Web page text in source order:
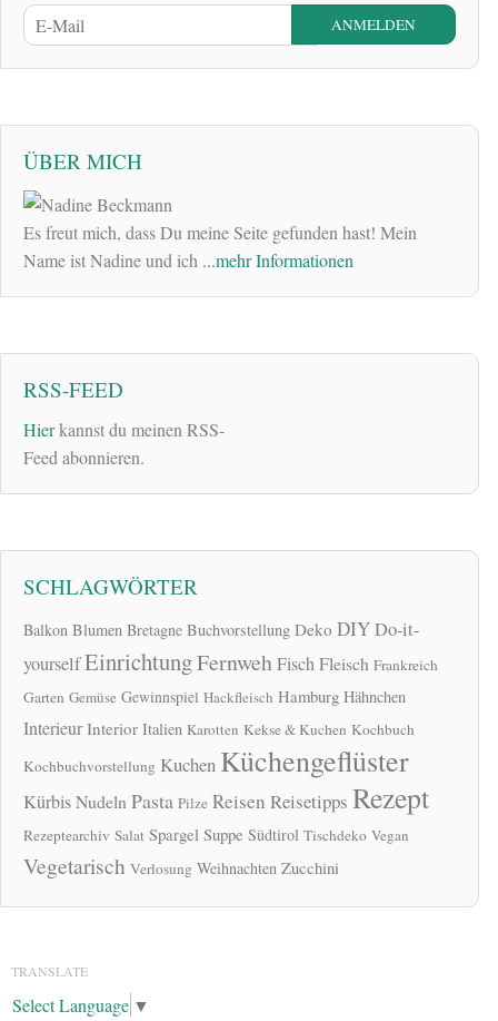
ÜBER MICH
Es freut mich, dass Du meine Seite gefunden hast! Mein
Name ist Nadine und ich ...mehr Informationen
RSS-FEED
Hierkannst du meinen RSS-
Feed abonnieren.
SCHLAGWÖRTER
Balkon Blumen Bretagne Buchvorstellung Deko DIYDo-it-
yourselfEinrichtungFernwehFischFleisch Frankreich
Garten Gemüse Gewinnspiel Hackfleisch Hamburg Hähnchen
Interieur Interior Italien Karotten Kekse & Kuchen Kochbuch
Kochbuchvorstellung Kuchen Küchengeflüster
KürbisNudeln Pasta Pilze Reisen Reisetipps Rezept
Rezeptearchiv Salat Spargel Suppe Südtirol Tischdeko Vegan
Vegetarisch Verlosung Weihnachten Zucchini
TRANSLATE
Select Language ▼